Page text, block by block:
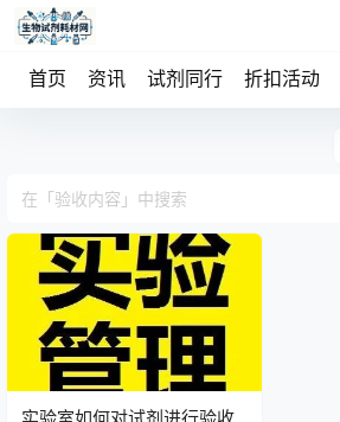
首页 资讯 试剂同行 折扣活动